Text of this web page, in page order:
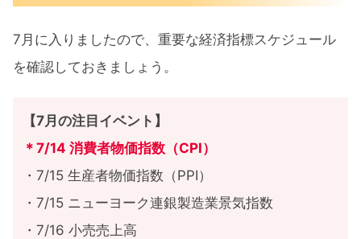
7月に入りましたので、重要な経済指標スケジュール
を確認しておきましょう。
【7月の注目イベント】
＊7/14 消費者物価指数（CPI）
・7/15 生産者物価指数（PPI）
・7/15 ニューヨーク連銀製造業景気指数
・7/16 小売売上高